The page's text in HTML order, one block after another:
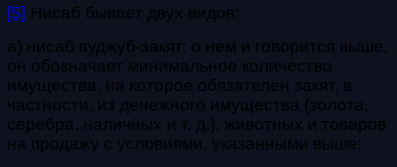
[5] Нисаб бывает двух видов:
а) нисаб вуджуб-закят: о нем и говорится выше,
он обозначает минимальное количество
имущества, на которое обязателен закят, в
частности, из денежного имущества (золота,
серебра, наличных и т. д.), животных и товаров
на продажу с условиями, указанными выше;